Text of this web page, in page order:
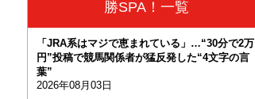
勝SPA！一覧
「JRA系はマジで恵まれている」…“30分で2万
円”投稿で競馬関係者が猛反発した“4文字の言
葉”
2026年08月03日